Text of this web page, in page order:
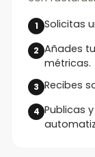
Solicitas
Añades
métricas.
Recibes
Publicas